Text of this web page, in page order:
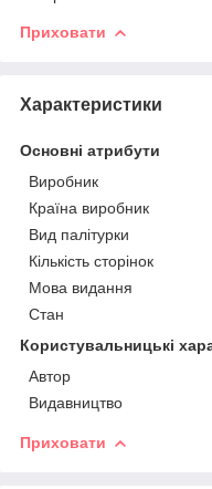
Приховати
Характеристики
Основні атрибути
Виробник
Країна виробник
Вид палітурки
Кількість сторінок
Мова видання
Стан
Користувальницькі
Автор
Видавництво
Приховати